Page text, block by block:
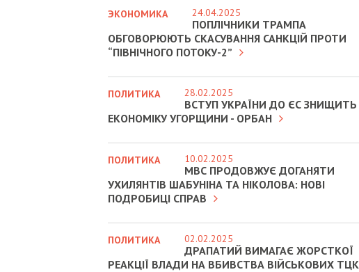
ЭКОНОМИКА 24.04.2025
ПОПЛІЧНИКИ ТРАМПА
ОБГОВОРЮЮТЬ СКАСУВАННЯ САНКЦІЙ ПРОТИ
“ПІВНІЧНОГО ПОТОКУ-2”
ПОЛИТИКА 28.02.2025
ВСТУП УКРАЇНИ ДО ЄС ЗНИЩИТЬ
ЕКОНОМІКУ УГОРЩИНИ - ОРБАН
ПОЛИТИКА 10.02.2025
МВС ПРОДОВЖУЄ ДОГАНЯТИ
УХИЛЯНТІВ ШАБУНІНА ТА НІКОЛОВА: НОВІ
ПОДРОБИЦІ СПРАВ
ПОЛИТИКА 02.02.2025
ДРАПАТИЙ ВИМАГАЄ ЖОРСТКОЇ
РЕАКЦІЇ ВЛАДИ НА ВБИВСТВА ВІЙСЬКОВИХ ТЦК